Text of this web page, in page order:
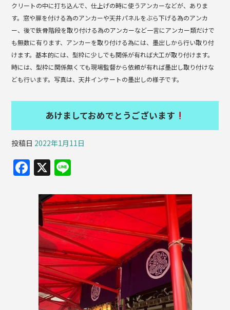
クリートの中に打ち込んで、仕上げの時に使うアンカーなどが、ありま
す。窓や扉を付ける為のアンカーや天井パネルをぶら下げる為のアンカ
ー、後で鉄骨階段を取り付ける為のアンカーなど一言にアンカー類だけで
も無数に有ります、アンカーを取り付ける為には、墨出しから行い取り付
けます。基本的には、型枠に少しでも関係が有れば大工が取り付けます。
時には、型枠に関係無くても現場監督から依頼が有れば墨出し取り付けな
ども行います。写真は、天井インサートの墨出しの様子です。
あけましておめでとうございます
投稿日 2022年1月11日
F
c
e
b
o
o
k
X
e